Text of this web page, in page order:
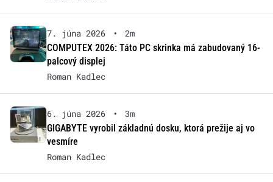
7. júna 2026 •
2m
COMPUTEX 2026: Táto PC skrinka má zabudovaný 16-
palcový displej
Roman Kadlec
6. júna 2026 •
3m
GIGABYTE vyrobil základnú dosku, ktorá prežije aj vo
vesmíre
Roman Kadlec